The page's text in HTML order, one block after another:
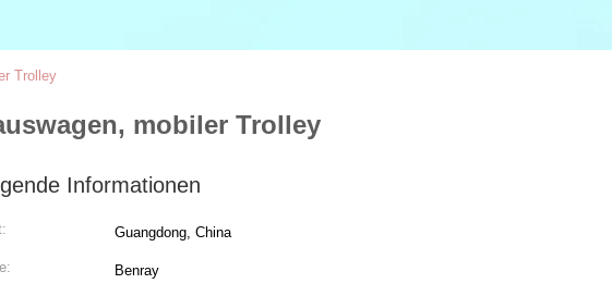
Trolley
mobiler Trolley
Informationen
Guangdong, China
Benray